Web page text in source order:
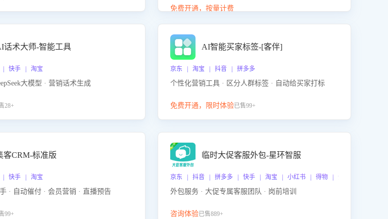
因，并输出可落地的改进建议，通过挖掘用户痛点驱
免费开通，按量计费
话术大师-智能工具
| 快手 | 淘宝
大模型 · 营销话术生成
28+
AI智能买家标签-[客伴]
京东 | 淘宝 | 抖音 | 拼多多
个性化营销工具 · 区分人群标签 · 自动给买家打标
免费开通，限时体验已售99+
客CRM-标准版
| 快手 | 淘宝
· 自动催付 · 会员营销 · 直播预告
99+
临时大促客服外包-星环智服
京东 | 抖音 | 拼多多 | 快手 | 淘宝 | 小红书 | 得物 | 企业微信
外包服务 · 大促专属客服团队 · 岗前培训
咨询体验已售889+